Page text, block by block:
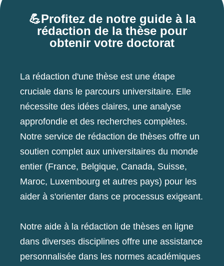
💪Profitez de notre guide à la
rédaction de la thèse pour
obtenir votre doctorat
La rédaction d'une thèse est une étape
cruciale dans le parcours universitaire. Elle
nécessite des idées claires, une analyse
approfondie et des recherches complètes.
Notre service de rédaction de thèses offre un
soutien complet aux universitaires du monde
entier (France, Belgique, Canada, Suisse,
Maroc, Luxembourg et autres pays) pour les
aider à s'orienter dans ce processus exigeant.
Notre aide à la rédaction de thèses en ligne
dans diverses disciplines offre une assistance
personnalisée dans les normes académiques